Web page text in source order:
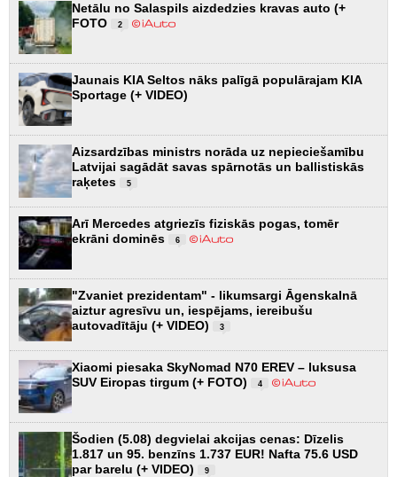
Netālu no Salaspils aizdedzies kravas auto (+
FOTO
2
Jaunais KIA Seltos nāks palīgā populārajam KIA
Sportage (+ VIDEO)
Aizsardzības ministrs norāda uz nepieciešamību
Latvijai sagādāt savas spārnotās un ballistiskās
raķetes
5
Arī Mercedes atgriezīs fiziskās pogas, tomēr
ekrāni dominēs
6
"Zvaniet prezidentam" - likumsargi Āgenskalnā
aiztur agresīvu un, iespējams, iereibušu
autovadītāju (+ VIDEO)
3
Xiaomi piesaka SkyNomad N70 EREV – luksusa
SUV Eiropas tirgum (+ FOTO)
4
Šodien (5.08) degvielai akcijas cenas: Dīzelis
1.817 un 95. benzīns 1.737 EUR! Nafta 75.6 USD
par barelu (+ VIDEO)
9